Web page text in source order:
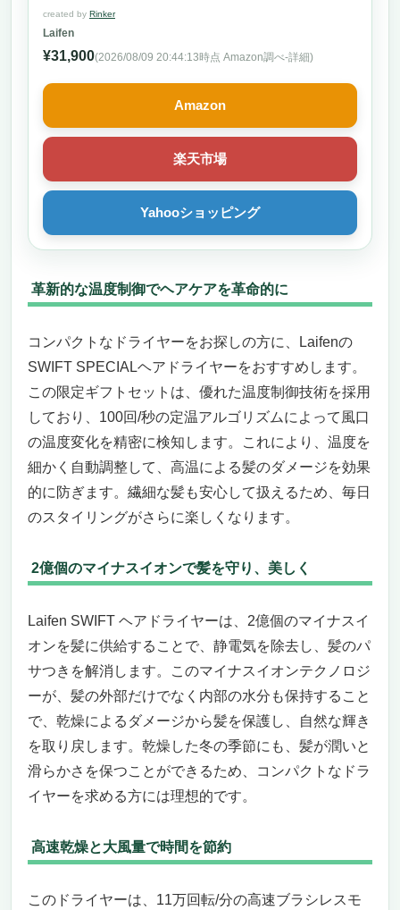
クト 持ち運び便利 ３つマグネット式ノズル付き
低騒音 静電気除去 家庭用/旅行用 (ホワイト)
created by Rinker
Laifen
¥31,900(2026/08/09 20:44:13時点 Amazon調べ-詳細)
Amazon
楽天市場
Yahooショッピング
革新的な温度制御でヘアケアを革命的に
コンパクトなドライヤーをお探しの方に、Laifenの
SWIFT SPECIALヘアドライヤーをおすすめします。
この限定ギフトセットは、優れた温度制御技術を採用
しており、100回/秒の定温アルゴリズムによって風口
の温度変化を精密に検知します。これにより、温度を
細かく自動調整して、高温による髪のダメージを効果
的に防ぎます。繊細な髪も安心して扱えるため、毎日
のスタイリングがさらに楽しくなります。
2億個のマイナスイオンで髪を守り、美しく
Laifen SWIFT ヘアドライヤーは、2億個のマイナスイ
オンを髪に供給することで、静電気を除去し、髪のパ
サつきを解消します。このマイナスイオンテクノロジ
ーが、髪の外部だけでなく内部の水分も保持すること
で、乾燥によるダメージから髪を保護し、自然な輝き
を取り戻します。乾燥した冬の季節にも、髪が潤いと
滑らかさを保つことができるため、コンパクトなドラ
イヤーを求める方には理想的です。
高速乾燥と大風量で時間を節約
このドライヤーは、11万回転/分の高速ブラシレスモ